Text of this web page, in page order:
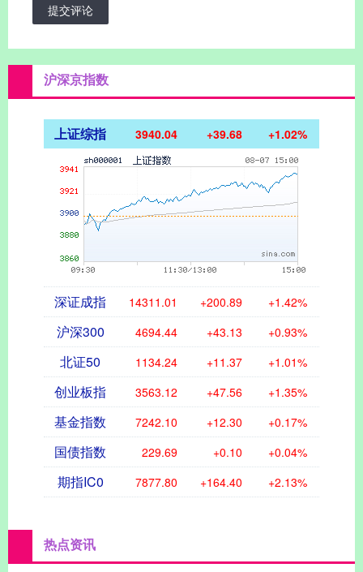
提交评论
沪深京指数
上证综指 3940.04 +39.68 +1.02%
深证成指 14311.01 +200.89 +1.42%
沪深300 4694.44 +43.13 +0.93%
北证50 1134.24 +11.37 +1.01%
创业板指 3563.12 +47.56 +1.35%
基金指数 7242.10 +12.30 +0.17%
国债指数 229.69 +0.10 +0.04%
期指IC0 7877.80 +164.40 +2.13%
热点资讯